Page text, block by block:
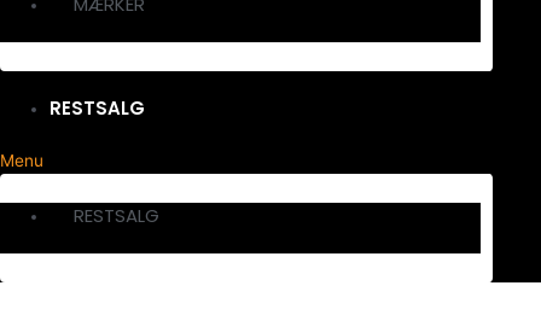
RESTSALG
Menu
RESTSALG